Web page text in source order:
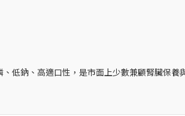
低鈉、高適口性，是市面上少數兼顧腎臟保養